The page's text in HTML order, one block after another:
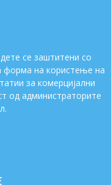
се заштитени со
форма на користење на
за комерцијални
од администраторите